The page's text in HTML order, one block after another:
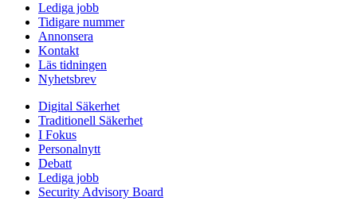
Lediga jobb
Tidigare nummer
Annonsera
Kontakt
Läs tidningen
Nyhetsbrev
Digital Säkerhet
Traditionell Säkerhet
I Fokus
Personalnytt
Debatt
Lediga jobb
Security Advisory Board